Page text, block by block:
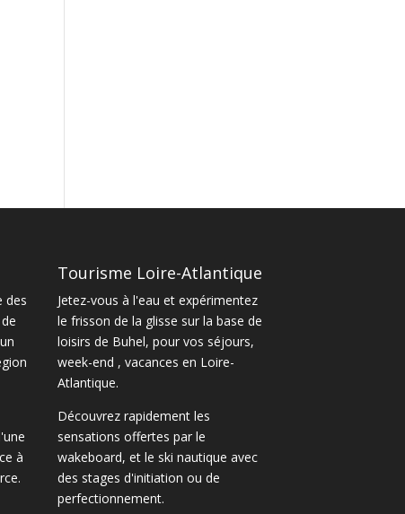
des
à
Tourisme Loire-Atlantique
Jetez-vous à l'eau et expérimentez
le frisson de la glisse sur la base de
loisirs de Buhel, pour vos séjours,
week-end , vacances en Loire-
Atlantique.
Découvrez rapidement les
sensations offertes par le
wakeboard, et le ski nautique avec
des stages d'initiation ou de
perfectionnement.